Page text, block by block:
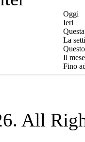
Oggi
Ieri
La
Il
Fino
All